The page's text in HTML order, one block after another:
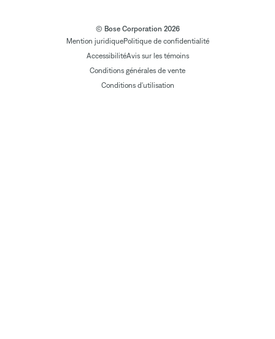
© Bose Corporation 2026
Mention juridiquePolitique de confidentialité
AccessibilitéAvis sur les témoins
Conditions générales de vente
Conditions d'utilisation